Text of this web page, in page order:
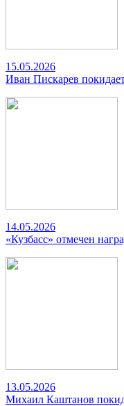
15.05.2026
Иван Пискарев
14.05.2026
«Кузбасс» отмечен
13.05.2026
Михаил Каштанов